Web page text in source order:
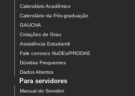
Calendário Acadêmico
Calendário da Pós-graduação
GAUCHA
Colações de Grau
Assistência Estudantil
Fale conosco NuDEs/PRODAE
Dúvidas Frequentes
Dados Abertos
Para servidores
Manual do Servidor